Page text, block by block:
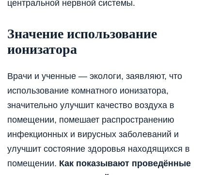
центральной нервной системы.
Значение использование
ионизатора
Врачи и ученные — экологи, заявляют, что
использование комнатного ионизатора,
значительно улучшит качество воздуха в
помещении, помешает распространению
инфекционных и вирусных заболеваний и
улучшит состояние здоровья находящихся в
помещении. Как показывают проведённые